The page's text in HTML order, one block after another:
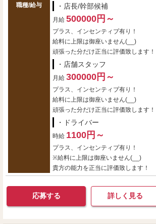
職種/給与 ・店長/幹部候補
月給 500000円～
プラス、インセンティブ有り！
給料に上限は御座いません(__)
頑張った分だけ正当に評価致します！
・店舗スタッフ
月給 300000円～
プラス、インセンティブ有り！
給料に上限は御座いません(__)
頑張った分だけ正当に評価致します！
・ドライバー
時給 1100円～
プラス、インセンティブ有り！
※給料に上限は御座いません(__)
貴方の能力を正当に評価致します！
応募する 詳しく見る